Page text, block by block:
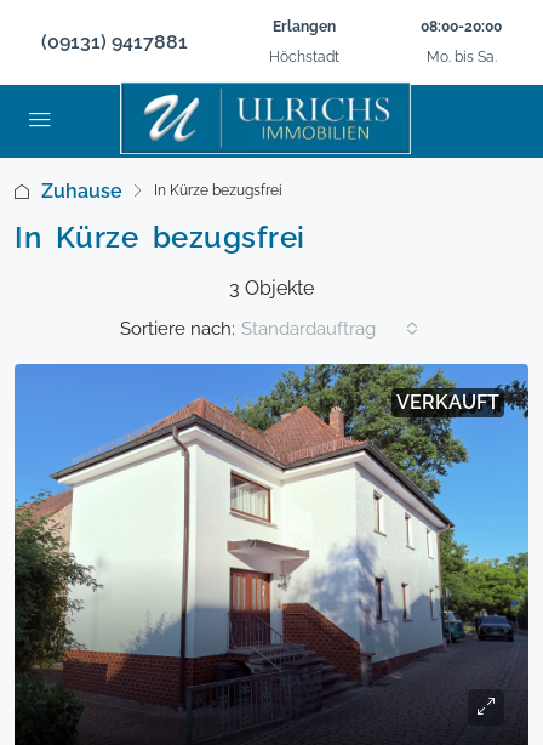
(09131) 9417881
Erlangen
Höchstadt
08:00-20:00
Mo. bis Sa.
Zuhause In Kürze bezugsfrei
In Kürze bezugsfrei
3 Objekte
Sortiere nach: Standardauftrag
VERKAUFT